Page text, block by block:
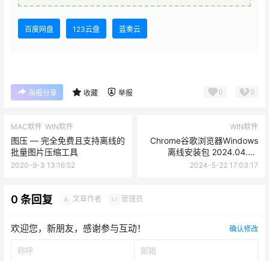
百度网盘 123云盘 蓝奏云
海报分享 收藏 举报 0 0
MAC软件 WIN软件
图压 — 完全免费且支持离线的
批量图片压缩工具
2020-9-3 13:16:52
WIN软件
Chrome谷歌浏览器Windows
离线安装包 2024.04.25
v125.0.6422.61
2024-5-22 17:03:17
0 条回复 A 文章作者 M 管理员
欢迎您，新朋友，感谢参与互动！ 确认修改